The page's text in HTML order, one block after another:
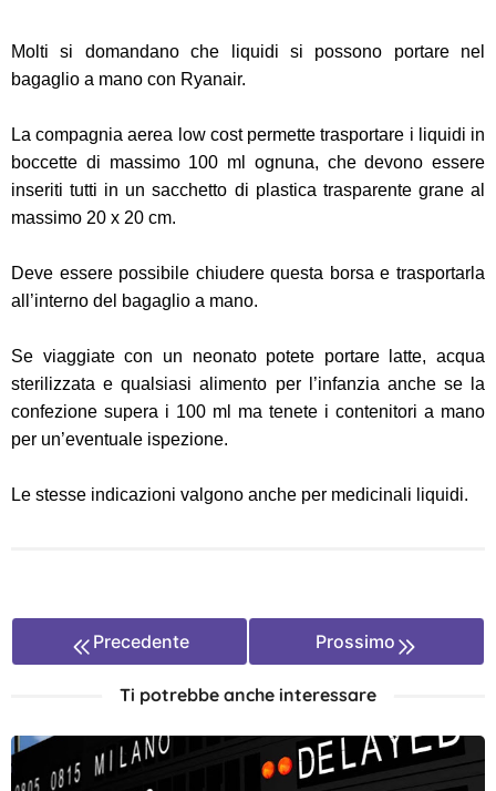
Molti si domandano che liquidi si possono portare nel
bagaglio a mano con Ryanair.
La compagnia aerea low cost permette trasportare i liquidi in
boccette di massimo 100 ml ognuna, che devono essere
inseriti tutti in un sacchetto di plastica trasparente grane al
massimo 20 x 20 cm.
Deve essere possibile chiudere questa borsa e trasportarla
all’interno del bagaglio a mano.
Se viaggiate con un neonato potete portare latte, acqua
sterilizzata e qualsiasi alimento per l’infanzia anche se la
confezione supera i 100 ml ma tenete i contenitori a mano
per un’eventuale ispezione.
Le stesse indicazioni valgono anche per medicinali liquidi.
Precedente Prossimo
Ti potrebbe anche interessare